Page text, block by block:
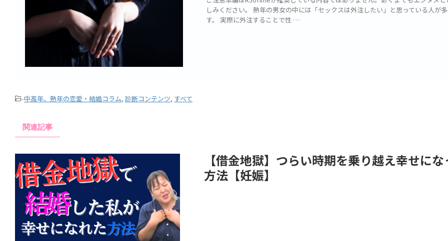
しみください。 熟年の男女の中には「セックスは外注したい」と思っている人が
す。 実際に外注することで性 …
-中高年、熟年の恋愛・結婚コラム, 診断コンテンツ, すべて
関連記事
【借金地獄】つらい時期を乗り越え幸せに
方法【妊娠】